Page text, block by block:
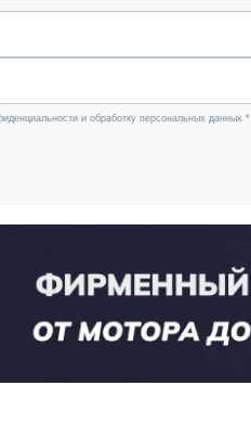
и обработку персональных данных *